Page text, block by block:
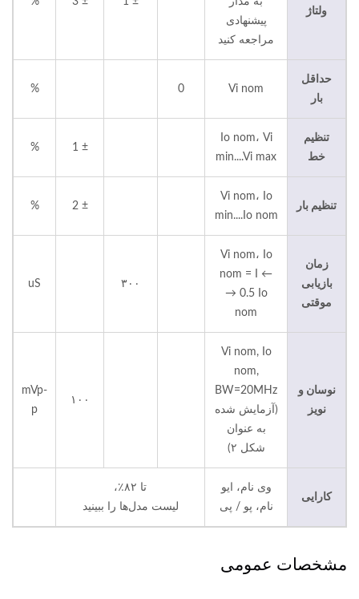
ولتاژ
پیشنهادی
مراجعه کنید
حداقل
بار
Vi nom
0
%
تنظیم
خط
Io nom، Vi
min....Vi max
± 1
%
تنظیم بار
Vi nom، Io
min....Io nom
± 2
%
زمان
بازیابی
موقتی
Vi nom، Io
nom = I ←
→ 0.5 Io
nom
۳۰۰ uS
نوسان و
نویز
Vi nom, Io
nom,
BW=20MHz
(آزمایش شده
به عنوان
شکل ۲)
۱۰۰
mVp-
p
کارایی
وی نام، ایو
نام، پو / پی
تا ۸۲٪،
لیست مدل‌ها را ببینید
مشخصات عمومی